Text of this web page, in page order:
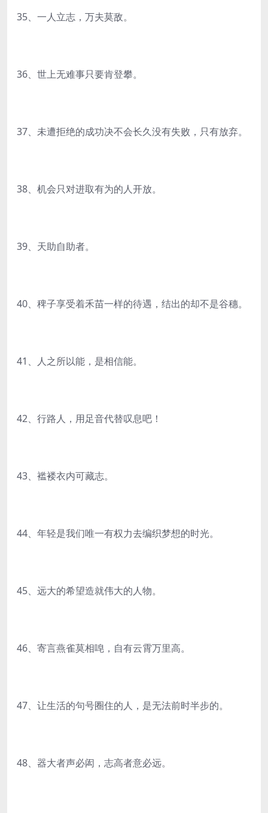
35、一人立志，万夫莫敌。
36、世上无难事只要肯登攀。
37、未遭拒绝的成功决不会长久没有失败，只有放弃。
38、机会只对进取有为的人开放。
39、天助自助者。
40、稗子享受着禾苗一样的待遇，结出的却不是谷穗。
41、人之所以能，是相信能。
42、行路人，用足音代替叹息吧！
43、褴褛衣内可藏志。
44、年轻是我们唯一有权力去编织梦想的时光。
45、远大的希望造就伟大的人物。
46、寄言燕雀莫相唣，自有云霄万里高。
47、让生活的句号圈住的人，是无法前时半步的。
48、器大者声必闳，志高者意必远。